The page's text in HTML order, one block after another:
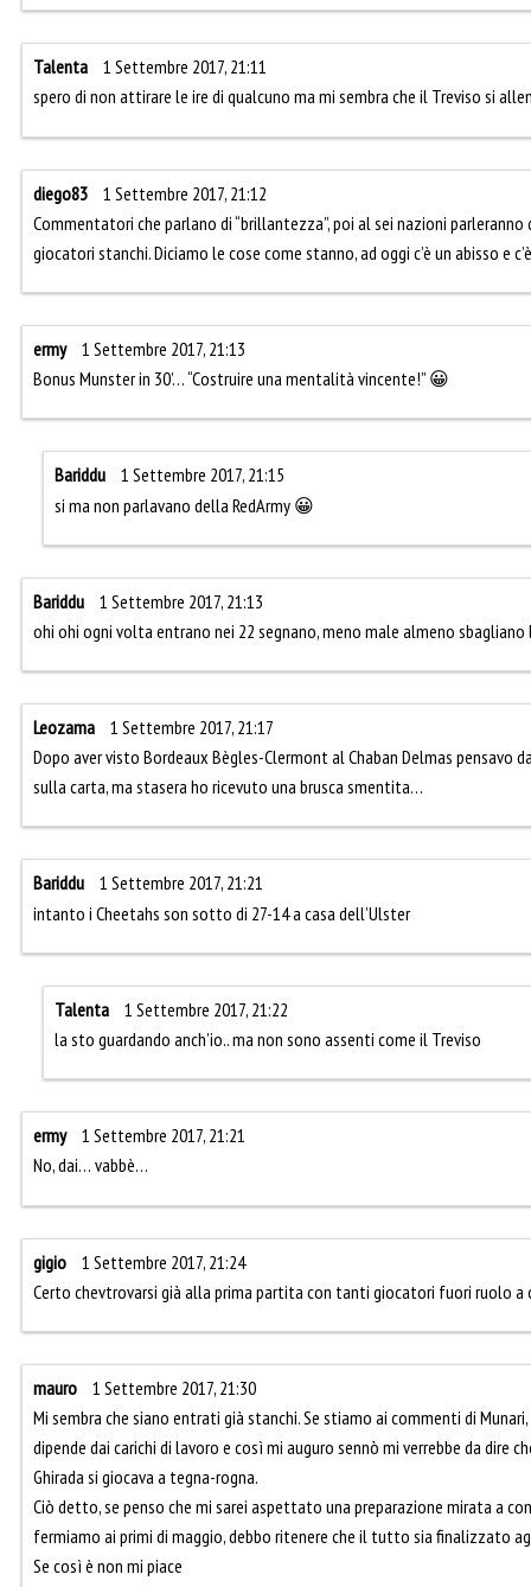
Talenta
1 Settembre 2017, 21:11
spero di non attirare le ire di qualcuno ma mi sembra che il Treviso si
diego83
1 Settembre 2017, 21:12
Commentatori che parlano di “brillantezza”, poi al sei nazioni
giocatori stanchi. Diciamo le cose come stanno, ad oggi c’è un abisso e
ermy
1 Settembre 2017, 21:13
Bonus Munster in 30’… “Costruire una mentalità vincente!” 😀
Bariddu
1 Settembre 2017, 21:15
si ma non parlavano della RedArmy 😀
Bariddu
1 Settembre 2017, 21:13
ohi ohi ogni volta entrano nei 22 segnano, meno male almeno sbagliano
Leozama
1 Settembre 2017, 21:17
Dopo aver visto Bordeaux Bègles-Clermont al Chaban Delmas
sulla carta, ma stasera ho ricevuto una brusca smentita…
Bariddu
1 Settembre 2017, 21:21
intanto i Cheetahs son sotto di 27-14 a casa dell’Ulster
Talenta
1 Settembre 2017, 21:22
la sto guardando anch’io.. ma non sono assenti come il Treviso
ermy
1 Settembre 2017, 21:21
No, dai… vabbè…
gigio
1 Settembre 2017, 21:24
Certo chevtrovarsi già alla prima partita con tanti giocatori fuori ruolo a
mauro
1 Settembre 2017, 21:30
Mi sembra che siano entrati già stanchi. Se stiamo ai commenti di
dipende dai carichi di lavoro e così mi auguro sennò mi verrebbe da dire
Ghirada si giocava a tegna-rogna.
Ciò detto, se penso che mi sarei aspettato una preparazione mirata a
fermiamo ai primi di maggio, debbo ritenere che il tutto sia finalizzato
Se così è non mi piace